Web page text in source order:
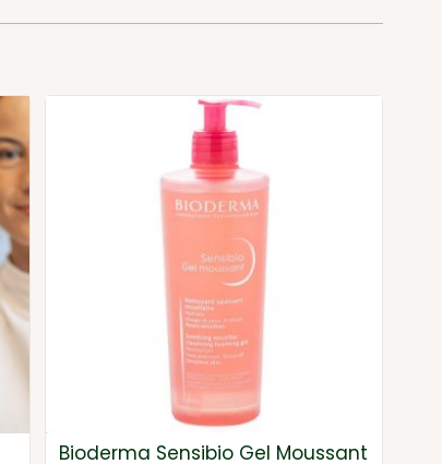
Bioderma Sensibio Gel Moussant